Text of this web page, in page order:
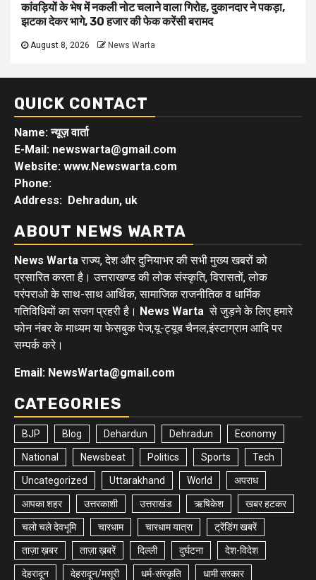
कांवड़ियों के भेष में नकली नोट चलाने वाला गिरोह, दुकानदार ने पकड़ा,
झटका देकर भागे, 30 हजार की फेक करेंसी बरामद
August 8, 2026 News Warta
QUICK CONTACT
Name: न्यूज़ वार्ता
E-Mail: newswarta@gmail.com
Website: www.Newswarta.com
Phone:
Address: Dehradun, uk
ABOUT NEWS WARTA
News Wartaराज्य, देश और दुनियाभर की सभी मुख्य खबरों को
प्रसारित करता है। उत्तराखण्ड की लोक संस्कृति, विरासतों, लोक
परंपराओ के साथ-साथ आर्थिक, सामाजिक राजनीतिक व धार्मिक
गतिविधियों का सजग प्रहरी है। News Warta से जुड़ने के लिए हमारे
फोन नंबर के माध्यम या फेसबुक पेज,यू-ट्यूब चैनल,इंस्टाग्राम आदि पर
सम्पर्क करे।
Email: NewsWarta@gmail.com
CATEGORIES
BJP Blog Dehardun Dehradun Economy
National Newsbeat Politics Sports Tech
Uncategorized Uttarakhand World अपराध
आपका शहर उत्तरकाशी उत्तराखंड ऋषिकेश खबर हटकर
चलो चले देवभूमि चारधाम चारधाम यात्रा ट्रेंडिंग खबरें
ताज़ा ख़बर ताज़ा ख़बरें दिल्ली दुर्घटना देश-विदेश
देहरादून देहरादून/मसूरी धर्म-संस्कृति धामी सरकार